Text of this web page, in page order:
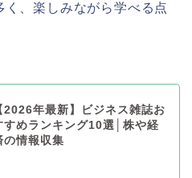
く、楽しみながら学べる点
2026年最新】ビジネス雑誌お
すめランキング10選│株や経
の情報収集